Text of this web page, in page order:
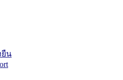
ยืน